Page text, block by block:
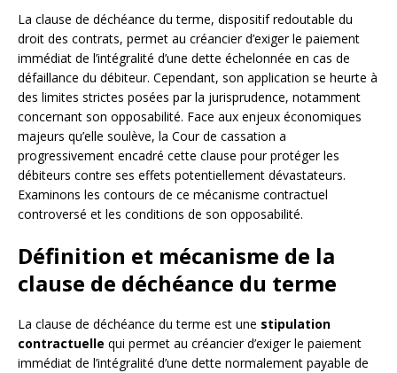
La clause de déchéance du terme, dispositif redoutable du
droit des contrats, permet au créancier d’exiger le paiement
immédiat de l’intégralité d’une dette échelonnée en cas de
défaillance du débiteur. Cependant, son application se heurte à
des limites strictes posées par la jurisprudence, notamment
concernant son opposabilité. Face aux enjeux économiques
majeurs qu’elle soulève, la Cour de cassation a
progressivement encadré cette clause pour protéger les
débiteurs contre ses effets potentiellement dévastateurs.
Examinons les contours de ce mécanisme contractuel
controversé et les conditions de son opposabilité.
Définition et mécanisme de la
clause de déchéance du terme
La clause de déchéance du terme est une stipulation
contractuelle qui permet au créancier d’exiger le paiement
immédiat de l’intégralité d’une dette normalement payable de